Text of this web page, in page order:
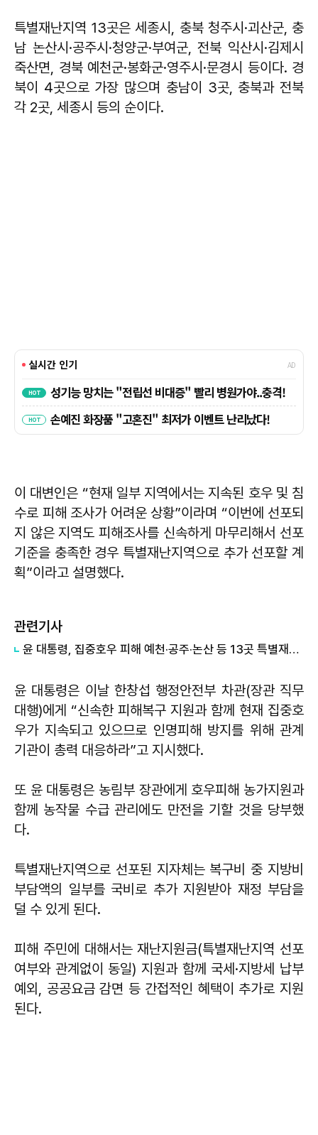
특별재난지역 13곳은 세종시, 충북 청주시·괴산군, 충
남 논산시·공주시·청양군·부여군, 전북 익산시·김제시
죽산면, 경북 예천군·봉화군·영주시·문경시 등이다. 경
북이 4곳으로 가장 많으며 충남이 3곳, 충북과 전북
각 2곳, 세종시 등의 순이다.
이 대변인은 “현재 일부 지역에서는 지속된 호우 및 침
수로 피해 조사가 어려운 상황”이라며 “이번에 선포되
지 않은 지역도 피해조사를 신속하게 마무리해서 선포
기준을 충족한 경우 특별재난지역으로 추가 선포할 계
획”이라고 설명했다.
관련기사
​윤 대통령, 집중호우 피해 예천·공주·논산 등 13곳 특별재난지역 선포
윤 대통령은 이날 한창섭 행정안전부 차관(장관 직무
대행)에게 “신속한 피해복구 지원과 함께 현재 집중호
우가 지속되고 있으므로 인명피해 방지를 위해 관계
기관이 총력 대응하라”고 지시했다.
또 윤 대통령은 농림부 장관에게 호우피해 농가지원과
함께 농작물 수급 관리에도 만전을 기할 것을 당부했
다.
특별재난지역으로 선포된 지자체는 복구비 중 지방비
부담액의 일부를 국비로 추가 지원받아 재정 부담을
덜 수 있게 된다.
피해 주민에 대해서는 재난지원금(특별재난지역 선포
여부와 관계없이 동일) 지원과 함께 국세·지방세 납부
예외, 공공요금 감면 등 간접적인 혜택이 추가로 지원
된다.